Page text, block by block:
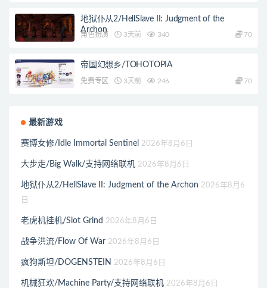
地狱仆从2/HellSlave II: Judgment of the
Archon
角色扮演 3天前 340 70
帝国幻想乡/TOHOTOPIA
免费专区 3天前 246 70
最新游戏
赛博女修/Idle Immortal Sentinel 2026年8月6日
大步走/Big Walk/支持网络联机 2026年8月6日
地狱仆从2/HellSlave II: Judgment of the Archon 2026年8月6
日
老虎机挂机/Slot Grind 2026年8月6日
战争洪流/Flow Of War 2026年8月6日
疯狗斯坦/DOGENSTEIN 2026年8月6日
机械狂欢/Machine Party/支持网络联机 2026年8月6日